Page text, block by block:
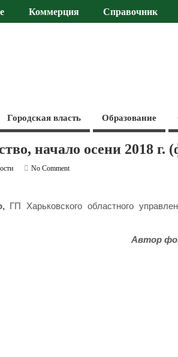
Коммерция Справочник
Городская власть Образование
начало осени 2018 г.
No Comment
ГП Харьковского областного
Автор